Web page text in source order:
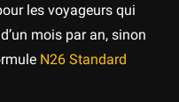
les voyageurs qui
mois par an, sinon
N26 Standard